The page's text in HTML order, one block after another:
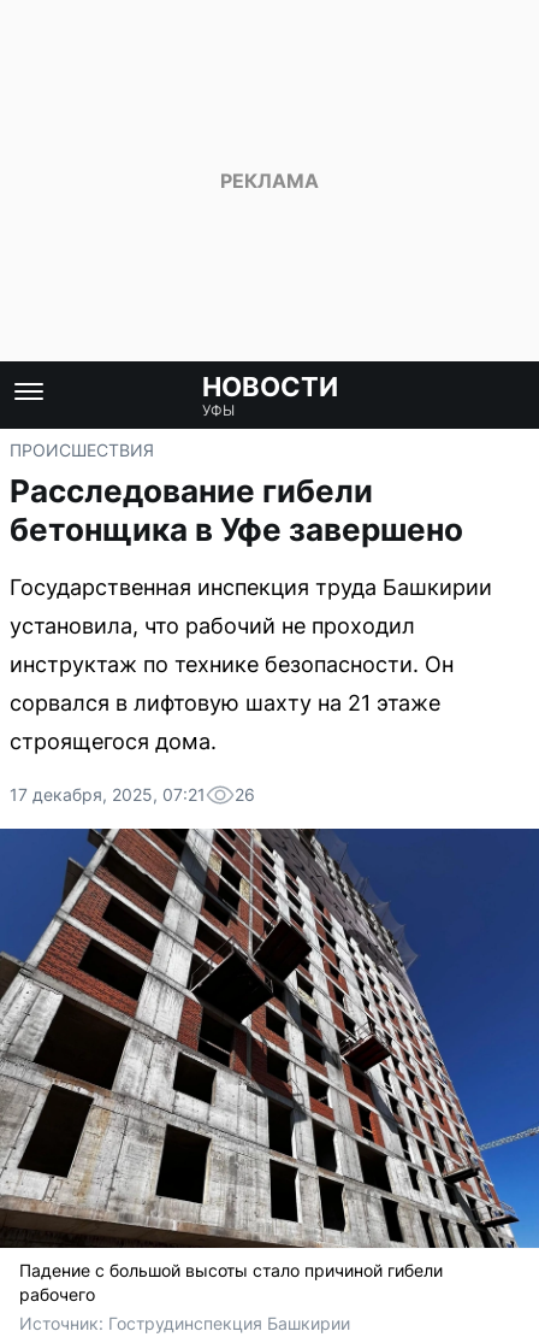
НОВОСТИ
УФЫ
ПРОИСШЕСТВИЯ
Расследование гибели
бетонщика в Уфе завершено
Государственная инспекция труда Башкирии
установила, что рабочий не проходил
инструктаж по технике безопасности. Он
сорвался в лифтовую шахту на 21 этаже
строящегося дома.
17 декабря, 2025, 07:21 26
Падение с большой высоты стало причиной гибели
рабочего
Источник: Гострудинспекция Башкирии